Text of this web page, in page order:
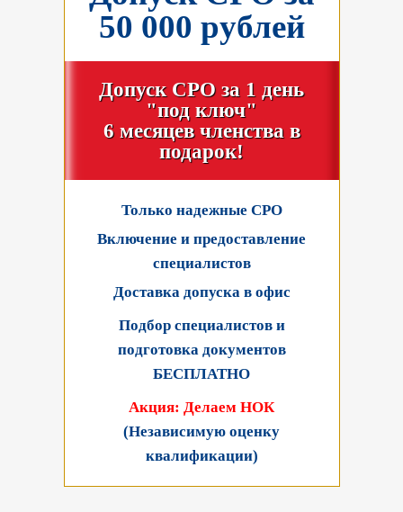
50 000 рублей
Допуск СРО за 1 день
"под ключ"
6 месяцев членства в
подарок!
Только надежные СРО
Включение и предоставление
специалистов
Доставка допуска в офис
Подбор специалистов и
подготовка документов
БЕСПЛАТНО
Акция: Делаем НОК
(Независимую оценку
квалификации)